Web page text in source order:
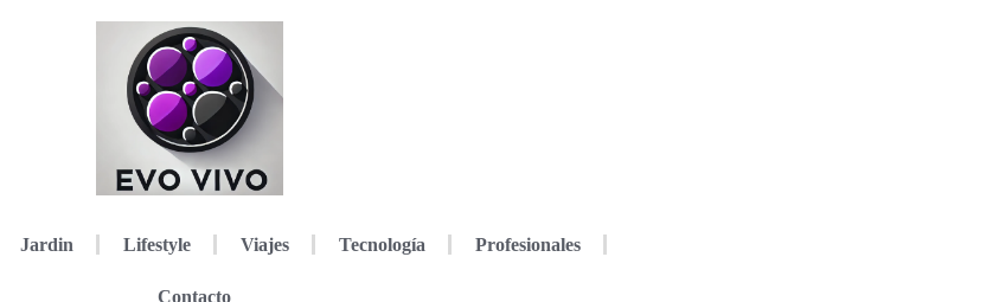
Jardin Lifestyle Viajes Tecnología Profesionales
Contacto